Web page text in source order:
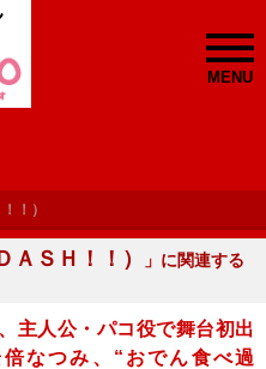
MENU
！）
ＳＨ！！） 」に関連する
主人公・パコ役で舞台初出
なつみ、“おでん食べ過